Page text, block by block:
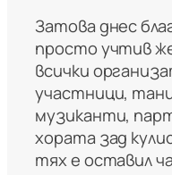
Затова днес
просто учтив
всички
участници,
музиканти,
хората зад
тях е оставил